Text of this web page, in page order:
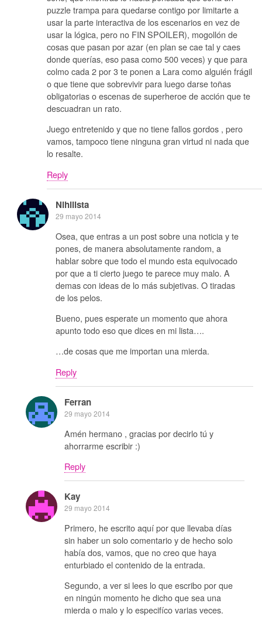
puzzle trampa para quedarse contigo por limitarte a
usar la parte interactiva de los escenarios en vez de
usar la lógica, pero no FIN SPOILER), mogollón de
cosas que pasan por azar (en plan se cae tal y caes
donde querías, eso pasa como 500 veces) y que para
colmo cada 2 por 3 te ponen a Lara como alguién frágil
o que tiene que sobrevivir para luego darse toñas
obligatorias o escenas de superheroe de acción que te
descuadran un rato.
Juego entretenido y que no tiene fallos gordos , pero
vamos, tampoco tiene ninguna gran virtud ni nada que
lo resalte.
Reply
Nihilista
29 mayo 2014
Osea, que entras a un post sobre una noticia y te
pones, de manera absolutamente random, a
hablar sobre que todo el mundo esta equivocado
por que a ti cierto juego te parece muy malo. A
demas con ideas de lo más subjetivas. O tiradas
de los pelos.
Bueno, pues esperate un momento que ahora
apunto todo eso que dices en mi lista….
…de cosas que me importan una mierda.
Reply
Ferran
29 mayo 2014
Amén hermano , gracias por decirlo tú y
ahorrarme escribir :)
Reply
Kay
29 mayo 2014
Primero, he escrito aquí por que llevaba días
sin haber un solo comentario y de hecho solo
había dos, vamos, que no creo que haya
enturbiado el contenido de la entrada.
Segundo, a ver si lees lo que escribo por que
en ningún momento he dicho que sea una
mierda o malo y lo especifíco varias veces.